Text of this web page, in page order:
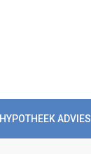
HYPOTHEEK ADVIES